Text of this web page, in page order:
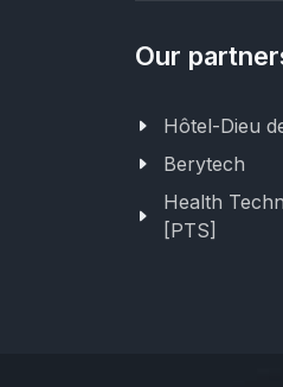
Our
Hôtel-Dieu
Berytech
Health
[PTS]